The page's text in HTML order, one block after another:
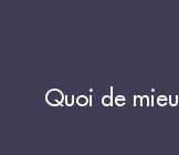
Quoi de